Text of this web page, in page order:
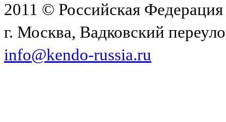
2011 © Российская
г. Москва, Вадковский
info@kendo-russia.ru